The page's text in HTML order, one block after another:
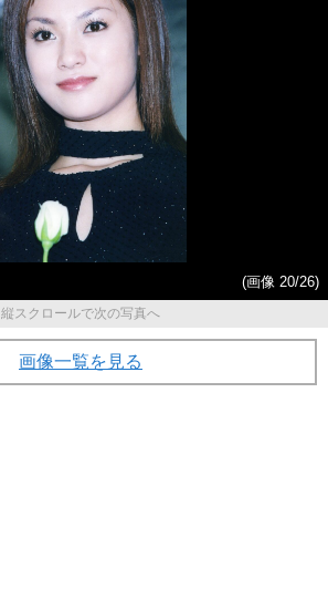
(画像 20/26)
縦スクロールで次の写真へ
画像一覧を見る